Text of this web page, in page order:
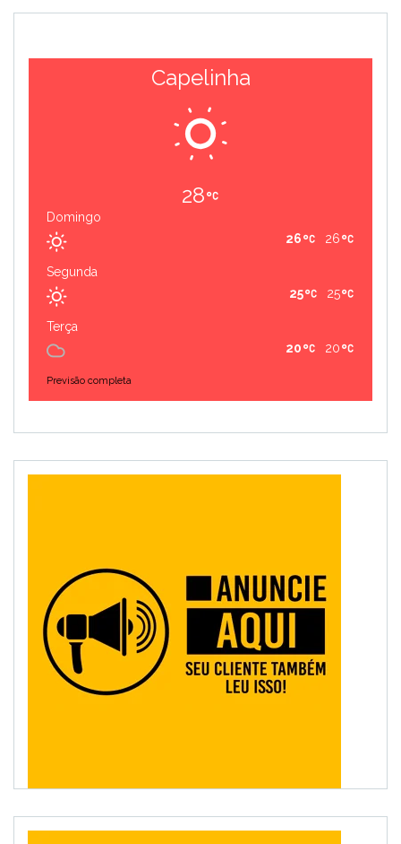
Capelinha
28
Domingo
26
26
Segunda
25
25
Terça
20
20
Previsão completa